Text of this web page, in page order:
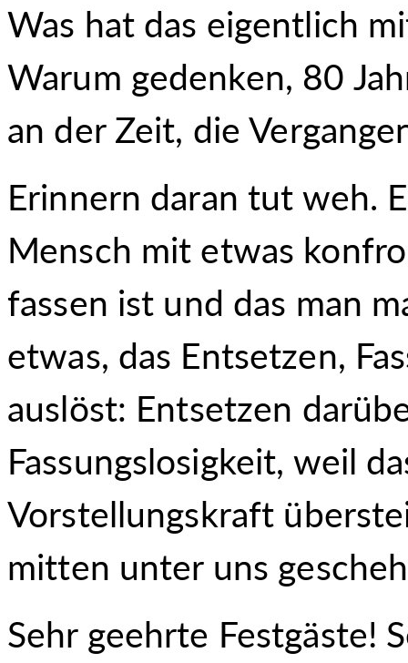
Was hat das eigentlich
Warum gedenken, 80
an der Zeit, die
Erinnern daran tut weh.
Mensch mit etwas
fassen ist und das man
etwas, das Entsetzen,
auslöst: Entsetzen
Fassungslosigkeit, weil
Vorstellungskraft
mitten unter uns
Sehr geehrte Festgäste!